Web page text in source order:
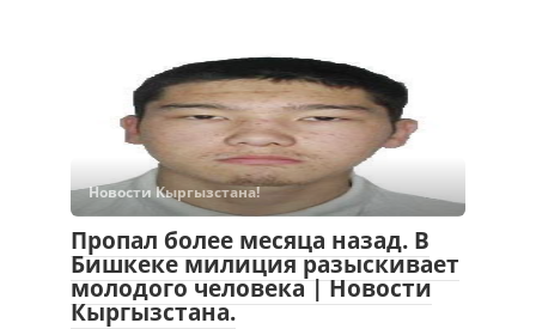
Новости Кыргызстана!
Пропал более месяца назад. В
Бишкеке милиция разыскивает
молодого человека | Новости
Кыргызстана.